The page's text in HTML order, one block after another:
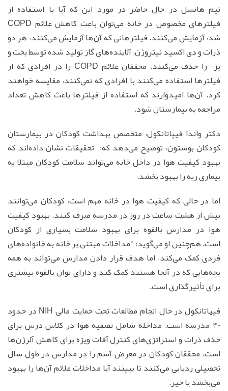
تیم هانسل در حال حاضر در مورد این که آیا با استفاده از
فیلترهای مخصوص در خانه می‌توان باعث کاهش علائم COPD
شد، آزمایش می‌کنند. فیلترهائی که آن‌ها آزمایش می‌کنند، هر دو
ذرات و دی اکسید نیتروژن، آلاینده‌های گاز تولید شده توسط پخت و
پز را حذف می‌کنند. محققان علائم COPD را در افرادی که از
فیلترها استفاده می‌کنند با افرادی که نمی‌کنند، مقایسه خواهند
کرد. آن‌ها امیدوارند که استفاده از فیلترها باعث کاهش تعداد
مراجعه به بیمارستان شود.
دکتر واندا فیپاتانکول، متخصص بهداشت کودکان در بیمارستان
کودکان بوستون، توضیح می‌دهد که: تحقیقات نشان داده‌اند که
بهبود کیفیت هوا در داخل خانه می‌تواند سلامت کودکان مبتلا به
بیماری ریه را بهبود بخشد.
اما در حالی که کیفیت هوا در خانه مهم است، کودکان می‌توانند
بیش از هشت ساعت در روز در مدرسه صرف کنند. بهبود کیفیت
هوا در مدارس بالقوه برای بهبود سلامت بسیاری از کودکان
است. هم‌چنین او می‌گوید: "مداخلات مبتنی بر خانه به خانواده‌های
فردی کمک می‌کند، اما هدف قرار دادن مدارس می‌تواند به همه
بچه‌هایی که در آنجا هستند کمک کند و دارای توان بالقوه بیشتری
برای تأثیرگذاری است.
فیپاتانکول در حال انجام مطالعات تحت حمایت مالی NIH در حدود
40 مدرسه است. مداخله شامل تصفیه هوا در کلاس درس برای
حذف ذرات و استراتژی‌های کنترل آفات ویژه برای کاهش آلرژن‌ها
است. محققان کودکان در معرض آسم را در مدارس در طول سال
تحصیلی ردیابی می‌کنند تا ببینند آیا مداخلات علائم آن‌ها را بهبود
می‌بخشد یا خیر.